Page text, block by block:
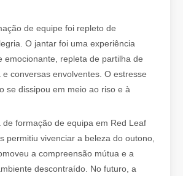
de tubo？
é uma tecnologia chave na indústria
de equipe foi repleto de
O jantar foi uma experiência
emocionante, repleta de partilha de
e conversas envolventes. O estresse
se dissipou em meio ao riso e à
de formação de equipa em Red Leaf
permitiu vivenciar a beleza do outono,
a compreensão mútua e a
descontraído. No futuro, a